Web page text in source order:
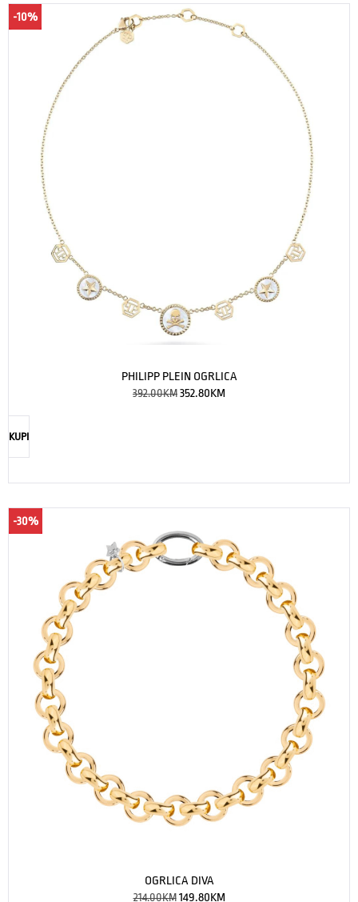
-10%
PHILIPP PLEIN OGRLICA
392.00KM352.80KM
KUPI
-30%
OGRLICA DIVA
214.00KM 149.80KM